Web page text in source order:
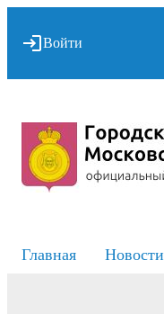
Войти
Главная Новости